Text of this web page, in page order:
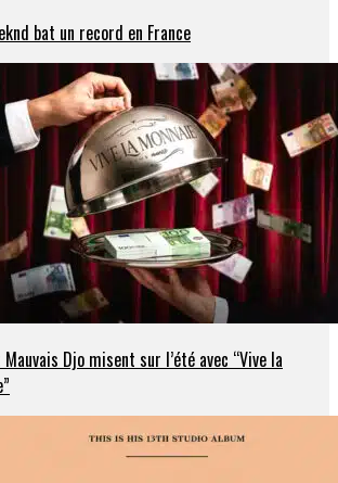
bat un record en France
Djo misent sur l’été avec “Vive la